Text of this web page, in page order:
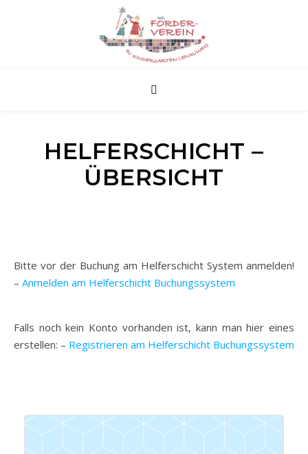
HELFERSCHICHT –
ÜBERSICHT
Bitte vor der Buchung am Helferschicht System anmelden!
– Anmelden am Helferschicht Buchungssystem
Falls noch kein Konto vorhanden ist, kann man hier eines
erstellen: – Registrieren am Helferschicht Buchungssystem